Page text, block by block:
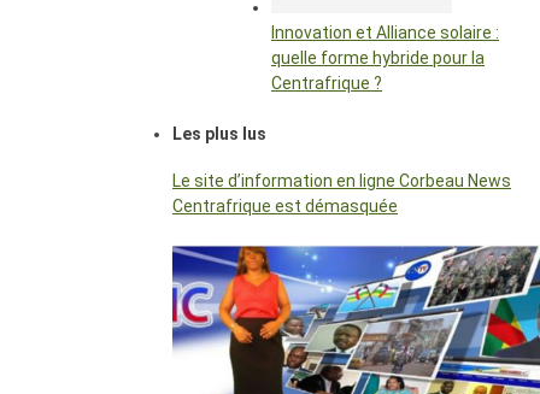
Innovation et Alliance solaire :
quelle forme hybride pour la
Centrafrique ?
Les plus lus
Le site d’information en ligne Corbeau News
Centrafrique est démasquée